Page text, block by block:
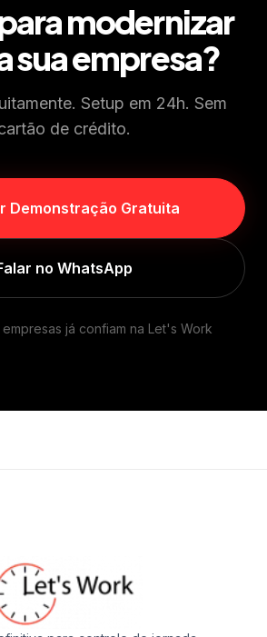
modernizar
sua empresa?
Setup em 24h. Sem
de crédito.
Demonstração Gratuita
no WhatsApp
já confiam na Let's Work